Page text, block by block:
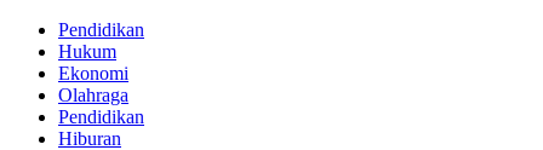
Pendidikan
Hukum
Ekonomi
Olahraga
Pendidikan
Hiburan